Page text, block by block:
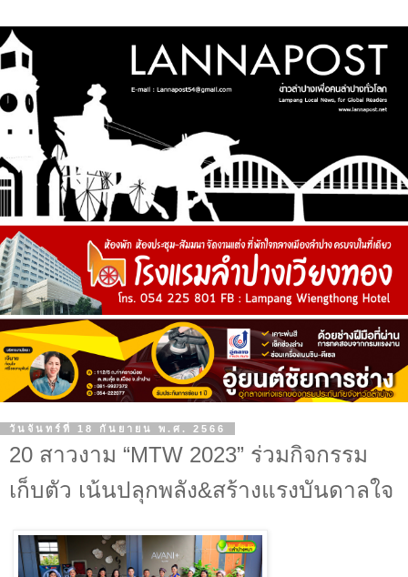
วันจันทร์ที่ 18 กันยายน พ.ศ. 2566
20 สาวงาม “MTW 2023” ร่วมกิจกรรม
เก็บตัว เน้นปลุกพลัง&สร้างแรงบันดาลใจ